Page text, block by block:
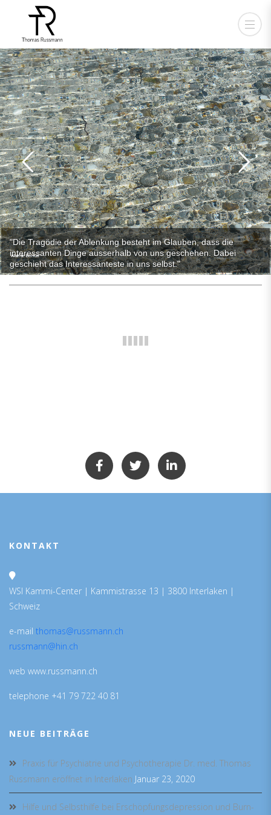
Alain de Botton
"Die Tragödie der Ablenkung besteht im Glauben, dass die
interessanten Dinge ausserhalb von uns geschehen. Dabei
geschieht das Interessanteste in uns selbst."
KONTAKT
WSI Kammi-Center | Kammistrasse 13 | 3800 Interlaken |
Schweiz
e-mail thomas@russmann.ch
russmann@hin.ch
web www.russmann.ch
telephone +41 79 722 40 81
NEUE BEITRÄGE
Praxis für Psychiatrie und Psychotherapie Dr. med. Thomas
Russmann eröffnet in Interlaken Januar 23, 2020
Hilfe und Selbsthilfe bei Erschöpfungsdepression und Burn-